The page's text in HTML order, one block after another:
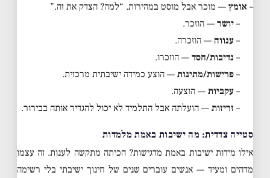
– אומץ — מוכר אבל מוסט במהירות. “למה? הצדק את זה.”
–יושר — הוזכר.
–ענווה — הוזכרה.
– נדיבות/חסד — הוזכרו.
–פרישות/מתינות — הוצע כמידה ישיבתית מרכזית.
–עקביות — הוצעה.
– זריזות — הועלתה אבל התלמיד לא יכול להגדיר אותה בבירור.
סטייה צדדית: מה ישיבות באמת מלמדות
אילו מידות ישיבות באמת מדגישות? הכיתה מתקשה לענות. זה עצמו
מדהים ומעיד — אנשים עוברים שנים של חינוך ישיבתי בלי רשימה